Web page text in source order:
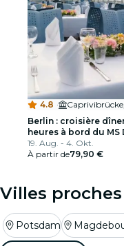
4.8 ·
Berlin : croisière
heures à bord du MS
Fliegende Holländer
19. Aug. - 4. Okt.
À partir de79,90 €
Villes proches
Potsdam